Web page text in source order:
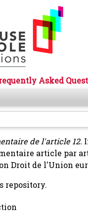
Asked
de l'article 12.
article par
Droit de l'Union
repository.